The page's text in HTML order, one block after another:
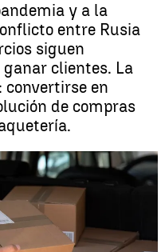
y a la
entre Rusia
siguen
clientes. La
en
de compras
la esperanza de muchos
negocios de barrio |
Freepik